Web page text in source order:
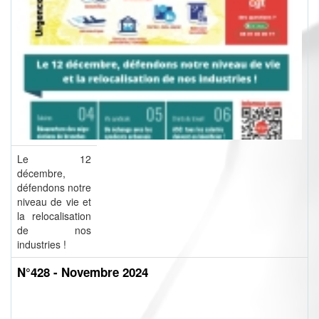
Le 12
décembre,
défendons notre
niveau de vie et
la relocalisation
de nos
industries !
N°428 - Novembre 2024